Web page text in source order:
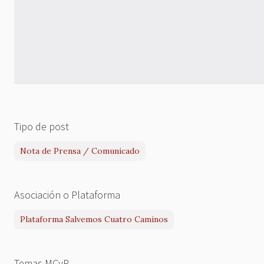
Tipo de post
Nota de Prensa / Comunicado
Asociación o Plataforma
Plataforma Salvemos Cuatro Caminos